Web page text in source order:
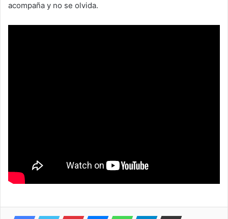
acompaña y no se olvida.